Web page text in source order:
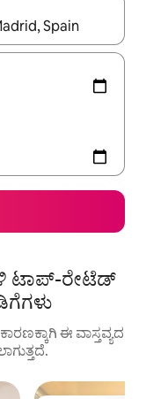
ಕೀಲಿಗಳೊಂದಿಗೆ
ಟಾಪ್-ರೇಟೆಡ್
ಕಾರಣಕ್ಕಾಗಿ ಈ ವಾಸ್ತವ್ಯದ